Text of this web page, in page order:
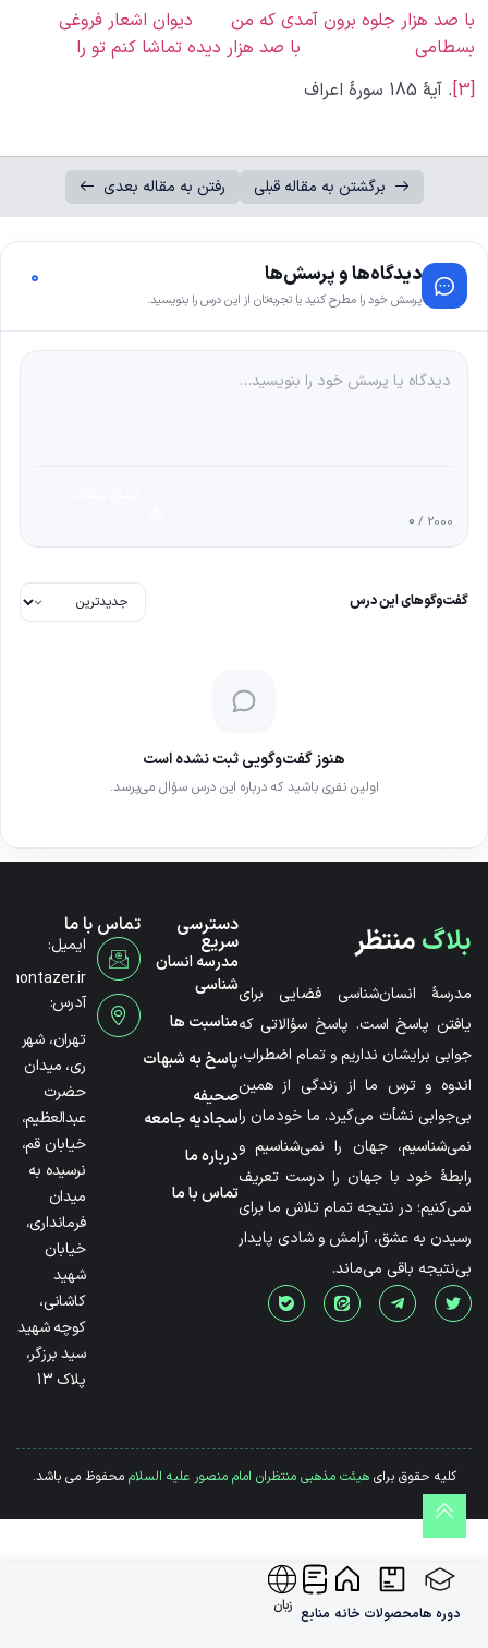
با صد هزار جلوه برون آمدی که من دیوان اشعار فروغی
بسطامی با صد هزار دیده تماشا کنم تو را
[3]
. آیۀ 185 سورۀ اعراف
برگشتن به مقاله قبلی رفتن به مقاله بعدی
دیدگاه‌ها و پرسش‌ها
پرسش خود را مطرح کنید یا تجربه‌تان از این درس را بنویسید.
0
0 / 2000
گفت‌وگوهای این درس
هنوز گفت‌وگویی ثبت نشده است
اولین نفری باشید که درباره این درس سؤال می‌پرسد.
بلاگمنتظر
مدرسۀ انسان‌شناسی فضایی برای
یافتن پاسخ است. پاسخ سؤالاتی که
جوابی برایشان نداریم و تمام اضطراب،
اندوه و ترس ما از زندگی از همین
بی‌جوابی نشأت می‌گیرد. ما خودمان را
نمی‌شناسیم، جهان را نمی‌شناسیم و
رابطۀ خود با جهان را درست تعریف
نمی‌کنیم؛ در نتیجه تمام تلاش ما برای
رسیدن به عشق، آرامش و شادی پایدار
بی‌نتیجه باقی می‌ماند.
دسترسی
سریع
مدرسه انسان
شناسی
مناسبت ها
پاسخ به شبهات
صحیفه
سجادیه جامعه
درباره ما
تماس با ما
تماس با ما
ایمیل:
آدرس:
تهران، شهر
ری، میدان
حضرت
عبدالعظیم،
خیابان قم،
نرسیده به
میدان
فرمانداری،
خیابان
شهید
کاشانی،
کوچه شهید
سید برزگر،
پلاک 13
کلیه حقوق برایهیئت مذهبی منتظران امام منصور علیه السلاممحفوظ می باشد.
دوره هامحصولات خانه منابع زبان